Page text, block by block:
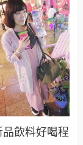
飲料好喝程